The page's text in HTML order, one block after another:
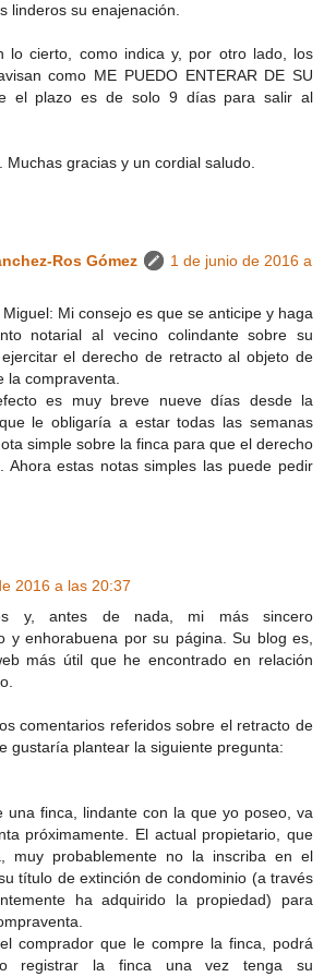
linderos su enajenación.
lo cierto, como indica y, por otro lado, los
como ME PUEDO ENTERAR DE SU
el plazo es de solo 9 días para salir al
Muchas gracias y un cordial saludo.
Ros Gómez
1 de junio de 2016 a
Mi consejo es que se anticipe y haga
notarial al vecino colindante sobre su
el derecho de retracto al objeto de
la compraventa.
es muy breve nueve días desde la
le obligaría a estar todas las semanas
simple sobre la finca para que el derecho
Ahora estas notas simples las puede pedir
2016 a las 20:37
y, antes de nada, mi más sincero
y enhorabuena por su página. Su blog es,
más útil que he encontrado en relación
comentarios referidos sobre el retracto de
gustaría plantear la siguiente pregunta:
una finca, lindante con la que yo poseo, va
próximamente. El actual propietario, que
muy probablemente no la inscriba en el
título de extinción de condominio (a través
ha adquirido la propiedad) para
comprador que le compre la finca, podrá
registrar la finca una vez tenga su